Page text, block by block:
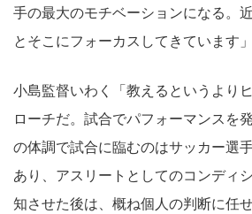
手の最大のモチベーションになる。
とそこにフォーカスしてきています」
小島監督いわく「教えるというより
ローチだ。試合でパフォーマンスを
の体調で試合に臨むのはサッカー選
あり、アスリートとしてのコンディ
知させた後は、概ね個人の判断に任